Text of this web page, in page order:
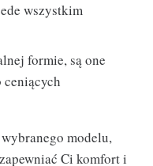
wszystkim
formie, są one
modelu,
Ci komfort i